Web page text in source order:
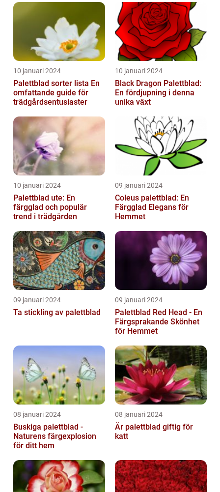
10 januari 2024
Palettblad sorter lista En
omfattande guide för
trädgårdsentusiaster
10 januari 2024
Black Dragon Palettblad:
En fördjupning i denna
unika växt
10 januari 2024
Palettblad ute: En
färgglad och populär
trend i trädgården
09 januari 2024
Coleus palettblad: En
Färgglad Elegans för
Hemmet
09 januari 2024
Ta stickling av palettblad
09 januari 2024
Palettblad Red Head - En
Färgsprakande Skönhet
för Hemmet
08 januari 2024
Buskiga palettblad -
Naturens färgexplosion
för ditt hem
08 januari 2024
Är palettblad giftig för
katt